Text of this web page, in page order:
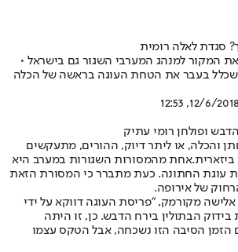
סגדת לאלה רומית
המקור למנהג המערבי השגור גם בישראל •
שכלל בעבר את הטחת העוגה בראשה של הכלה
12/6/2018, 12:53
ופולחן רומי עתיק
והכלה, או ליתר דיוק, ההורים, מתעקשים
אחת מהמסורות השגורות במערב היא
עוגת החתונה. כעת מתברר כי המסורת הזאת
של אירופה.
מקורמק, "פריסת העוגה דווקא על ידי
הבתולין בירח הדבש. כן, זו היתה
הסיבה הזו נשכחה, אבל הטקס עצמו